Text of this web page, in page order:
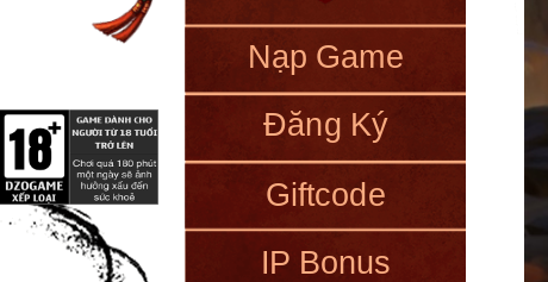
Nạp Game
Đăng Ký
Giftcode
IP Bonus